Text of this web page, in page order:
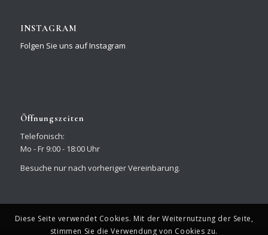
INSTAGRAM
Folgen Sie uns auf Instagram
Öffnungszeiten
Telefonisch:
Mo - Fr 9:00 - 18:00 Uhr
Besuche nur nach vorheriger Vereinbarung.
Diese Seite verwendet Cookies. Mit der Weiternutzung der Seite,
stimmen Sie die Verwendung von Cookies zu.